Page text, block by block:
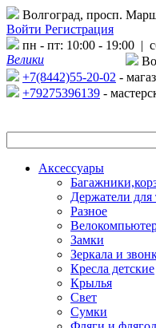
Волгоград, просп.
Войти Регистрация
пн - пт: 10:00 - 19:00 |
Велики
+7(8442)55-20-02 -
+79275396139 -
Аксессуары
Держатели для
Разное
Замки
Зеркала и
Кресла детские
Крылья
Свет
Сумки